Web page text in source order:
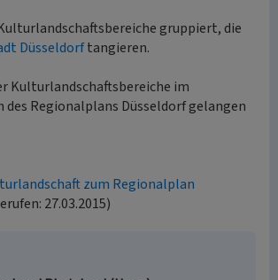
gruppiert, die
Düsseldorftangieren.
Kulturlandschaftsbereiche im
des Regionalplans Düsseldorf gelangen
zum Regionalplan
27.03.2015)